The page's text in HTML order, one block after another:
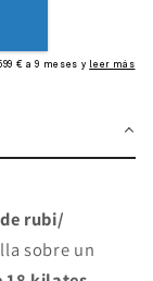
rubi/
sobre un